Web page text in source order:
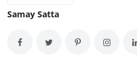
Samay Satta